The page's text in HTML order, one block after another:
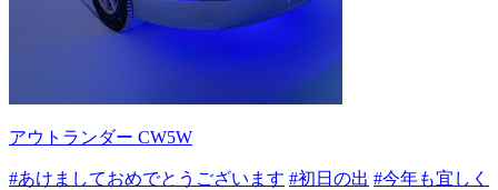
アウトランダー CW5W
#あけましておめでとうございます #初日の出 #今年も宜しく